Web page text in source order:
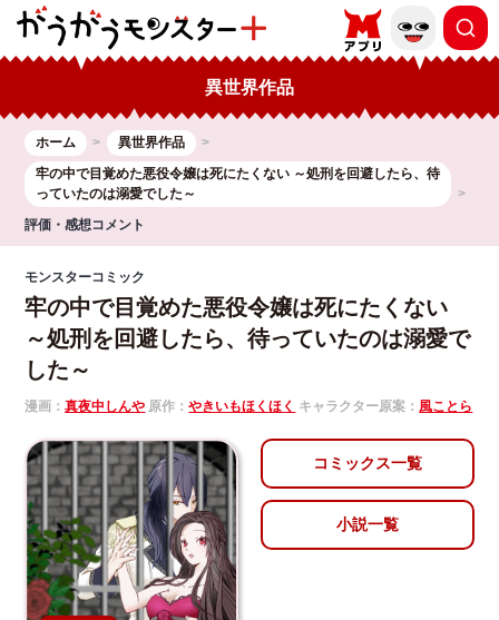
異世界作品
ホーム
異世界作品
牢の中で目覚めた悪役令嬢は死にたくない ～処刑を回避したら、待
っていたのは溺愛でした～
評価・感想コメント
モンスターコミック
牢の中で目覚めた悪役令嬢は死にたくない
～処刑を回避したら、待っていたのは溺愛で
した～
漫画：真夜中しんや 原作：やきいもほくほく キャラクター原案： 風ことら
コミックス一覧
小説一覧